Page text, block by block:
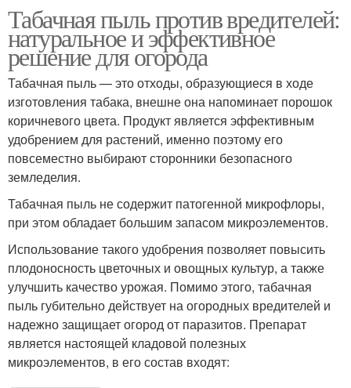
Табачная пыль против вредителей:
натуральное и эффективное
решение для огорода
Табачная пыль — это отходы, образующиеся в ходе
изготовления табака, внешне она напоминает порошок
коричневого цвета. Продукт является эффективным
удобрением для растений, именно поэтому его
повсеместно выбирают сторонники безопасного
земледелия.
Табачная пыль не содержит патогенной микрофлоры,
при этом обладает большим запасом микроэлементов.
Использование такого удобрения позволяет повысить
плодоносность цветочных и овощных культур, а также
улучшить качество урожая. Помимо этого, табачная
пыль губительно действует на огородных вредителей и
надежно защищает огород от паразитов. Препарат
является настоящей кладовой полезных
микроэлементов, в его состав входят: